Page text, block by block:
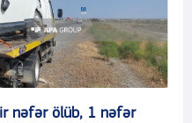
nəfər ölüb, 1 nəfər